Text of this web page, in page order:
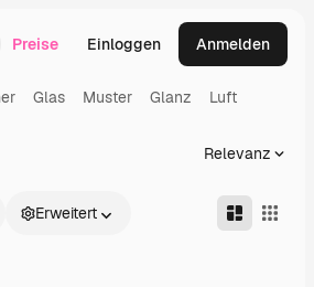
Preise Einloggen Anmelden
Glas Muster Glanz Luft
Relevanz
Erweitert